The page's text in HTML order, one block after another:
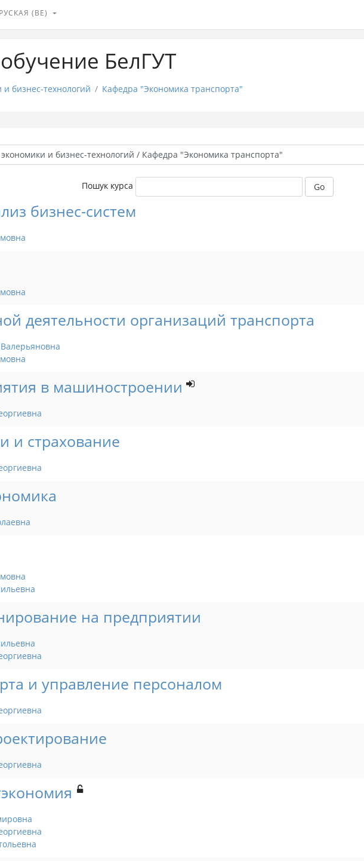
‎(BE)‎
БелГУТ
бизнес-технологий Кафедра "Экономика транспорта"
Пошук курса Go
бизнес-систем
деятельности организаций транспорта
в машиностроении
и страхование
на предприятии
и управление персоналом